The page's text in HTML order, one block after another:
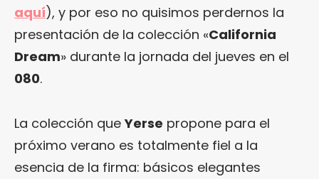
aquí), y por eso no quisimos perdernos la
presentación de la colección «California
Dream» durante la jornada del jueves en el
080.
La colección queYerse propone para el
próximo verano es totalmente fiel a la
esencia de la firma: básicos elegantes